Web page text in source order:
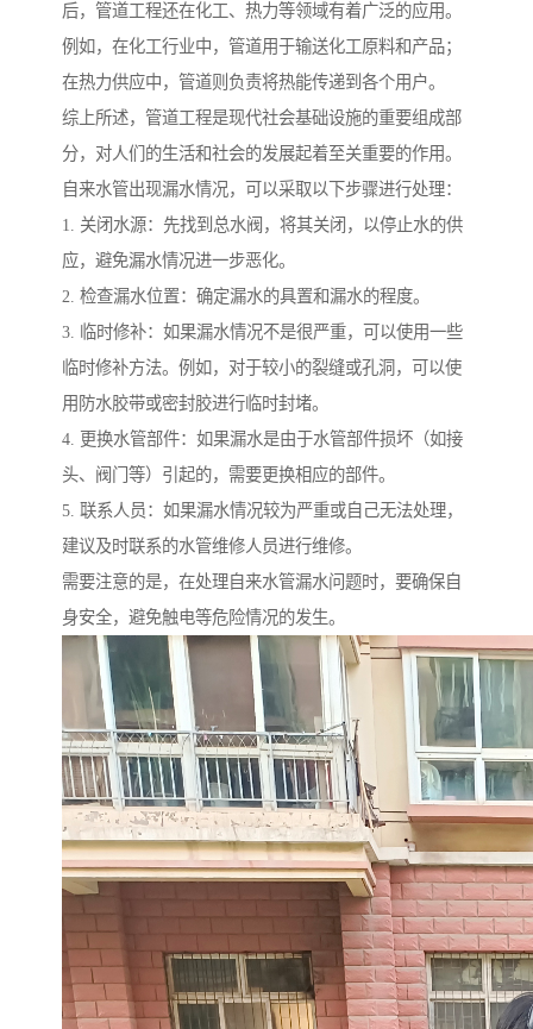
后，管道工程还在化工、热力等领域有着广泛的应用。
例如，在化工行业中，管道用于输送化工原料和产品；
在热力供应中，管道则负责将热能传递到各个用户。
综上所述，管道工程是现代社会基础设施的重要组成部
分，对人们的生活和社会的发展起着至关重要的作用。
自来水管出现漏水情况，可以采取以下步骤进行处理：
1. 关闭水源：先找到总水阀，将其关闭，以停止水的供
应，避免漏水情况进一步恶化。
2. 检查漏水位置：确定漏水的具置和漏水的程度。
3. 临时修补：如果漏水情况不是很严重，可以使用一些
临时修补方法。例如，对于较小的裂缝或孔洞，可以使
用防水胶带或密封胶进行临时封堵。
4. 更换水管部件：如果漏水是由于水管部件损坏（如接
头、阀门等）引起的，需要更换相应的部件。
5. 联系人员：如果漏水情况较为严重或自己无法处理，
建议及时联系的水管维修人员进行维修。
需要注意的是，在处理自来水管漏水问题时，要确保自
身安全，避免触电等危险情况的发生。